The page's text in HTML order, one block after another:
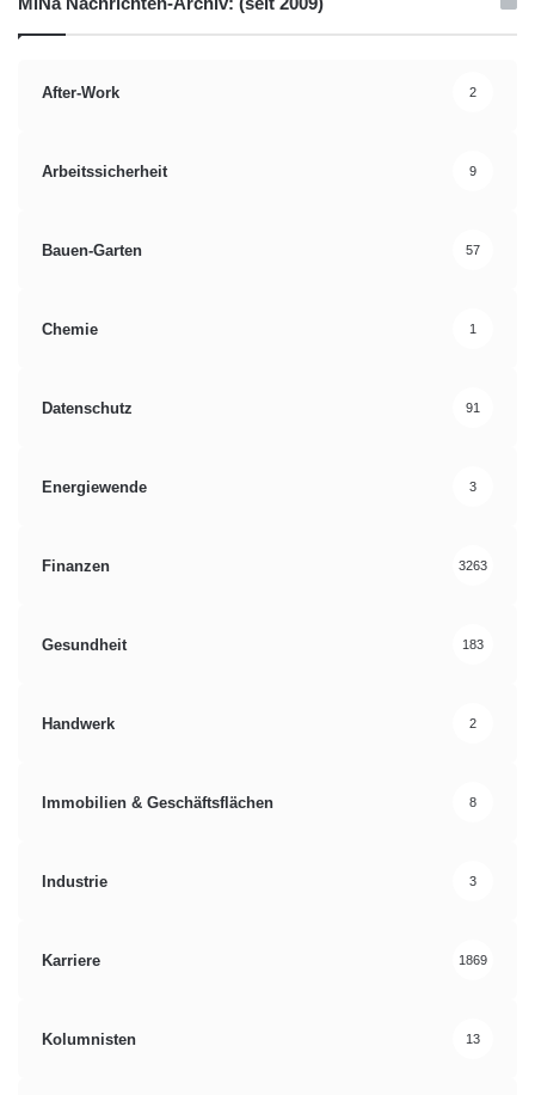
After-Work 2
Arbeitssicherheit 9
Bauen-Garten 57
Chemie 1
Datenschutz 91
Energiewende 3
Finanzen 3263
Gesundheit 183
Handwerk 2
Immobilien & Geschäftsflächen 8
Industrie 3
Karriere 1869
Kolumnisten 13